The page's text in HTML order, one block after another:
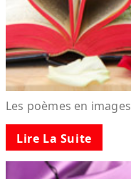
Les poèmes en images
Lire La Suite